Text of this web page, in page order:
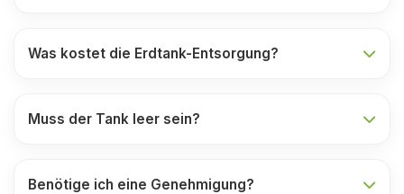
Was kostet die Erdtank-Entsorgung?
Muss der Tank leer sein?
Benötige ich eine Genehmigung?